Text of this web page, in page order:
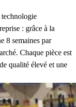
technologie
: grâce à la
8 semaines par
Chaque pièce est
qualité élevé et une